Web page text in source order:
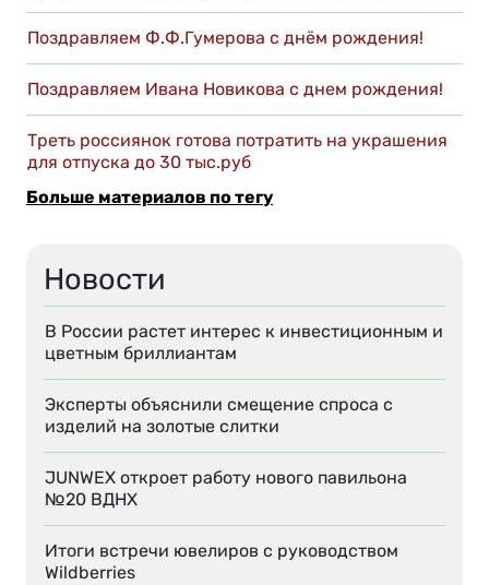
Новости
В России растет интерес к инвестиционным и
цветным бриллиантам
Эксперты объяснили смещение спроса с
изделий на золотые слитки
JUNWEX откроет работу нового павильона
№20 ВДНХ
Итоги встречи ювелиров с руководством
Wildberries
Поздравляем Ф.Ф.Гумерова с днём рождения!
Поздравляем Ивана Новикова с днем рождения!
Треть россиянок готова потратить на украшения
для отпуска до 30 тыс.руб
Больше материалов по тегу